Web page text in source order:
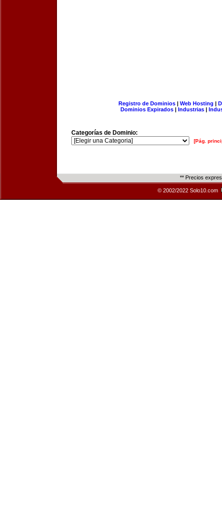
Registro de Dominios| Web Hosting |
Dominios Expirados | Industrias |
Categorías de Dominio:
[Pág.
** Precios
© 2002/2022 Solo10.com